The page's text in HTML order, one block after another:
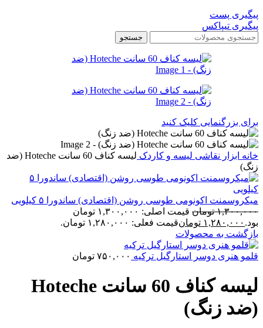
پیگیری پست
پیگیری تیپاکس
جستجو
برای بزرگنمایی کلیک کنید
خانه ابزار نقاشی لیسه و کاردک
لیسه کناف 60 سانت Hoteche (ضد
زنگ)
میکروسمنت اکونومی طوسی روشن (اقتصادی) ساندورا ۵ کیلویی
۱,۳۰۰,۰۰۰ تومان
قیمت اصلی: ۱,۳۰۰,۰۰۰ تومان
بود. ۱,۲۸۰,۰۰۰ تومانقیمت فعلی: ۱,۲۸۰,۰۰۰ تومان.
بازگشت به محصولات
قلمو هنری دوسر استارگیل ترکیه ۷۵۰,۰۰۰ تومان
لیسه کناف 60 سانت Hoteche
(ضد زنگ)